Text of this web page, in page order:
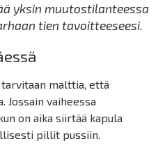
yksin muutostilanteessa
tien tavoitteeseesi.
malttia, että
Jossain vaiheessa
on aika siirtää kapula
pillit pussiin.